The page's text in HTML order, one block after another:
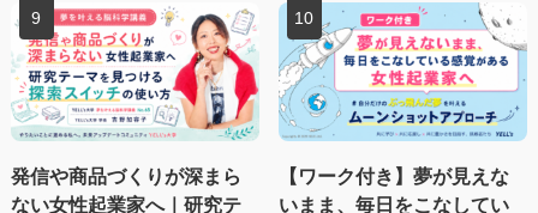
発信や商品づくりが深まら
ない女性起業家へ｜研究テ
【ワーク付き】夢が見えな
いまま、毎日をこなしてい